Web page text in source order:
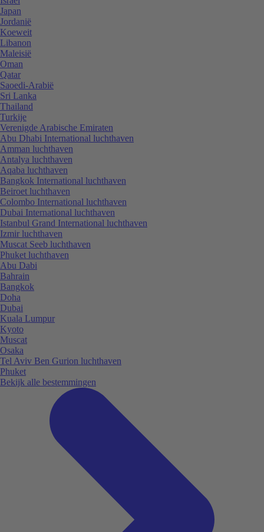
Japan
Jordanië
Koeweit
Libanon
Maleisië
Oman
Qatar
Saoedi-Arabië
Sri Lanka
Thailand
Turkije
Verenigde Arabische Emiraten
Abu Dhabi International luchthaven
Amman luchthaven
Antalya luchthaven
Aqaba luchthaven
Bangkok International luchthaven
Beiroet luchthaven
Colombo International luchthaven
Dubai International luchthaven
Istanbul Grand International luchthaven
Izmir luchthaven
Muscat Seeb luchthaven
Phuket luchthaven
Abu Dabi
Bahrain
Bangkok
Doha
Dubai
Kuala Lumpur
Kyoto
Muscat
Osaka
Tel Aviv Ben Gurion luchthaven
Phuket
Bekijk alle bestemmingen